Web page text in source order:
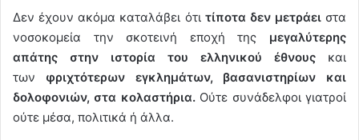
Δεν έχουν ακόμα καταλάβει ότι τίποτα δεν μετράειστα
νοσοκομεία την σκοτεινή εποχή της μεγαλύτερης
απάτης στην ιστορία του ελληνικού έθνους και
των φριχτότερων εγκλημάτων, βασανιστηρίων και
δολοφονιών, στα κολαστήρια.Ούτε συνάδελφοι γιατροί
ούτε μέσα, πολιτικά ή άλλα.